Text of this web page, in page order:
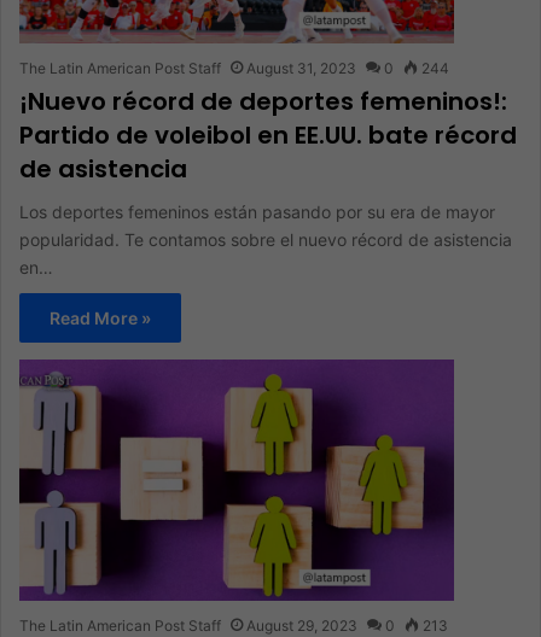
The Latin American Post Staff August 31, 2023 0 244
¡Nuevo récord de deportes femeninos!:
Partido de voleibol en EE.UU. bate récord
de asistencia
Los deportes femeninos están pasando por su era de mayor
popularidad. Te contamos sobre el nuevo récord de asistencia
en…
Read More »
The Latin American Post Staff August 29, 2023 0 213